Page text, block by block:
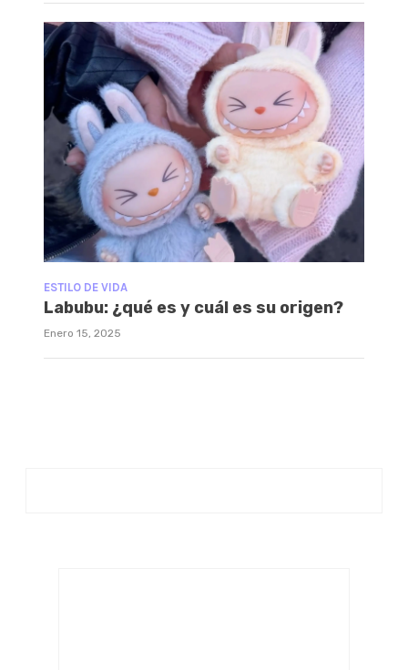
ESTILO DE VIDA
Labubu: ¿qué es y cuál es su origen?
Enero 15, 2025